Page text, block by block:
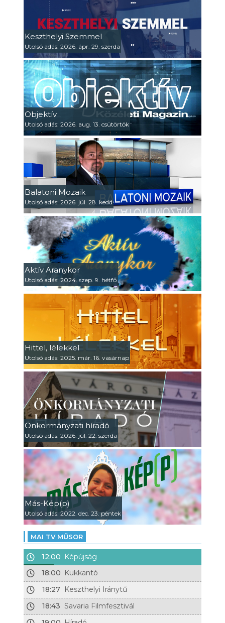
Keszthelyi Szemmel
Utolsó adás: 2026. ápr. 29. szerda
Objektív
Utolsó adás: 2026. aug. 13. csütörtök
Balatoni Mozaik
Utolsó adás: 2026. júl. 28. kedd
Aktív Aranykor
Utolsó adás: 2024. szep. 9. hétfő
Hittel, lélekkel
Utolsó adás: 2025. már. 16. vasárnap
Önkormányzati híradó
Utolsó adás: 2026. júl. 22. szerda
Más-Kép(p)
Utolsó adás: 2022. dec. 23. péntek
MAI TV MŰSOR
12:00 Képújság
18:00 Kukkantó
18:27 Keszthelyi Iránytű
18:43 Savaria Filmfesztivál